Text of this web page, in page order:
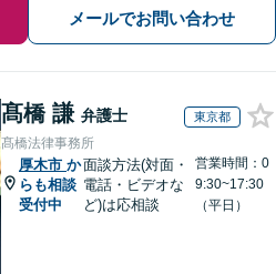
メールでお問い合わせ
髙橋 謙 弁護士 東京都
髙橋法律事務所
厚木市 か
らも相談
受付中
面談方法(対面・
電話・ビデオな
ど)は応相談
営業時間：0
9:30~17:30
（平日）